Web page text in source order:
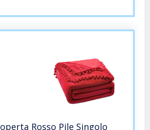
Rosso Pile Singolo